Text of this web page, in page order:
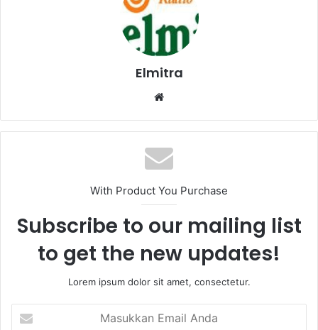
Elmitra
Website
With Product You Purchase
Subscribe to our mailing list
to get the new updates!
Lorem ipsum dolor sit amet, consectetur.
Email